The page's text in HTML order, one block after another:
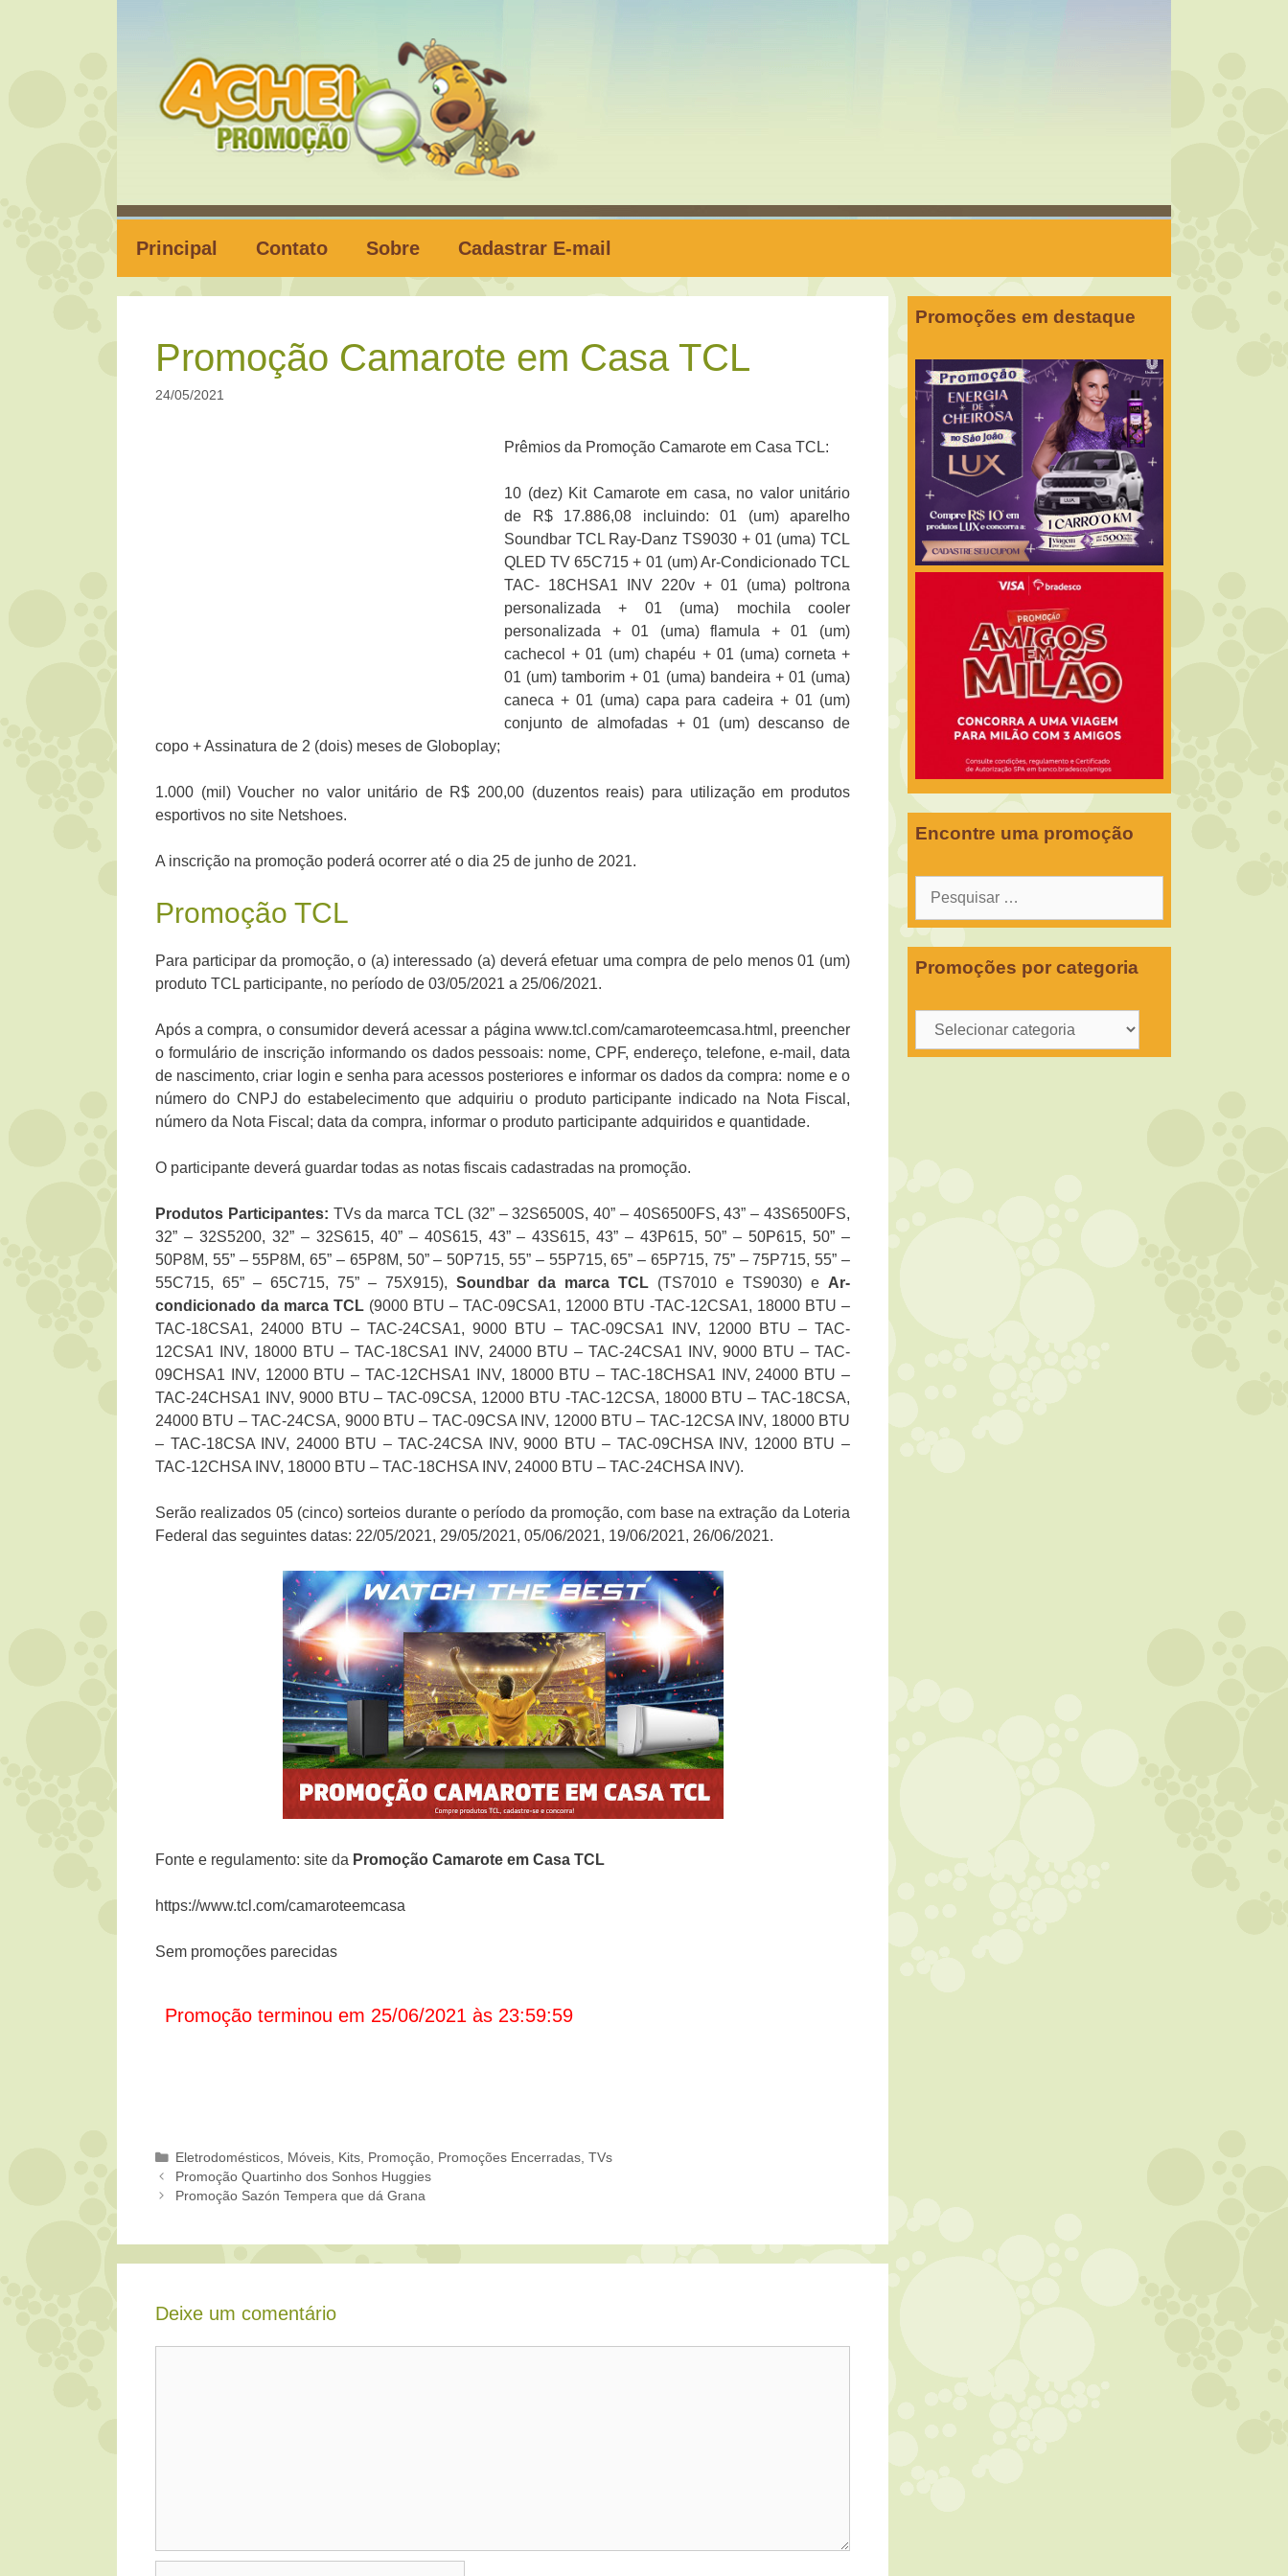
Principal Contato Sobre Cadastrar E-mail
Promoção Camarote em Casa TCL
24/05/2021
Prêmios da Promoção Camarote em Casa TCL:
10 (dez) Kit Camarote em casa, no valor unitário
de R$ 17.886,08 incluindo: 01 (um) aparelho
Soundbar TCL Ray-Danz TS9030 + 01 (uma) TCL
QLED TV 65C715 + 01 (um) Ar-Condicionado TCL
TAC- 18CHSA1 INV 220v + 01 (uma) poltrona
personalizada + 01 (uma) mochila cooler
personalizada + 01 (uma) flamula + 01 (um)
cachecol + 01 (um) chapéu + 01 (uma) corneta +
01 (um) tamborim + 01 (uma) bandeira + 01 (uma)
caneca + 01 (uma) capa para cadeira + 01 (um)
conjunto de almofadas + 01 (um) descanso de
copo + Assinatura de 2 (dois) meses de Globoplay;
1.000 (mil) Voucher no valor unitário de R$ 200,00 (duzentos reais) para utilização em produtos
esportivos no site Netshoes.
A inscrição na promoção poderá ocorrer até o dia 25 de junho de 2021.
Promoção TCL
Para participar da promoção, o (a) interessado (a) deverá efetuar uma compra de pelo menos 01 (um)
produto TCL participante, no período de 03/05/2021 a 25/06/2021.
Após a compra, o consumidor deverá acessar a página www.tcl.com/camaroteemcasa.html, preencher
o formulário de inscrição informando os dados pessoais: nome, CPF, endereço, telefone, e-mail, data
de nascimento, criar login e senha para acessos posteriores e informar os dados da compra: nome e o
número do CNPJ do estabelecimento que adquiriu o produto participante indicado na Nota Fiscal,
número da Nota Fiscal; data da compra, informar o produto participante adquiridos e quantidade.
O participante deverá guardar todas as notas fiscais cadastradas na promoção.
Produtos Participantes: TVs da marca TCL (32” – 32S6500S, 40” – 40S6500FS, 43” – 43S6500FS,
32” – 32S5200, 32” – 32S615, 40” – 40S615, 43” – 43S615, 43” – 43P615, 50” – 50P615, 50” –
50P8M, 55” – 55P8M, 65” – 65P8M, 50” – 50P715, 55” – 55P715, 65” – 65P715, 75” – 75P715, 55” –
55C715, 65” – 65C715, 75” – 75X915), Soundbar da marca TCL (TS7010 e TS9030) e Ar-
condicionado da marca TCL (9000 BTU – TAC-09CSA1, 12000 BTU -TAC-12CSA1, 18000 BTU –
TAC-18CSA1, 24000 BTU – TAC-24CSA1, 9000 BTU – TAC-09CSA1 INV, 12000 BTU – TAC-
12CSA1 INV, 18000 BTU – TAC-18CSA1 INV, 24000 BTU – TAC-24CSA1 INV, 9000 BTU – TAC-
09CHSA1 INV, 12000 BTU – TAC-12CHSA1 INV, 18000 BTU – TAC-18CHSA1 INV, 24000 BTU –
TAC-24CHSA1 INV, 9000 BTU – TAC-09CSA, 12000 BTU -TAC-12CSA, 18000 BTU – TAC-18CSA,
24000 BTU – TAC-24CSA, 9000 BTU – TAC-09CSA INV, 12000 BTU – TAC-12CSA INV, 18000 BTU
– TAC-18CSA INV, 24000 BTU – TAC-24CSA INV, 9000 BTU – TAC-09CHSA INV, 12000 BTU –
TAC-12CHSA INV, 18000 BTU – TAC-18CHSA INV, 24000 BTU – TAC-24CHSA INV).
Serão realizados 05 (cinco) sorteios durante o período da promoção, com base na extração da Loteria
Federal das seguintes datas: 22/05/2021, 29/05/2021, 05/06/2021, 19/06/2021, 26/06/2021.
Fonte e regulamento: site da Promoção Camarote em Casa TCL
https://www.tcl.com/camaroteemcasa
Sem promoções parecidas
Promoção terminou em 25/06/2021 às 23:59:59
Categorias
Eletrodomésticos, Móveis Kits Promoção Promoções Encerradas ,TVs
Promoção Quartinho dos Sonhos Huggies
Promoção Sazón Tempera que dá Grana
Deixe um comentário
Promoções em destaque
Encontre uma promoção
Pesquisar
Promoções por categoria
Promoções
por